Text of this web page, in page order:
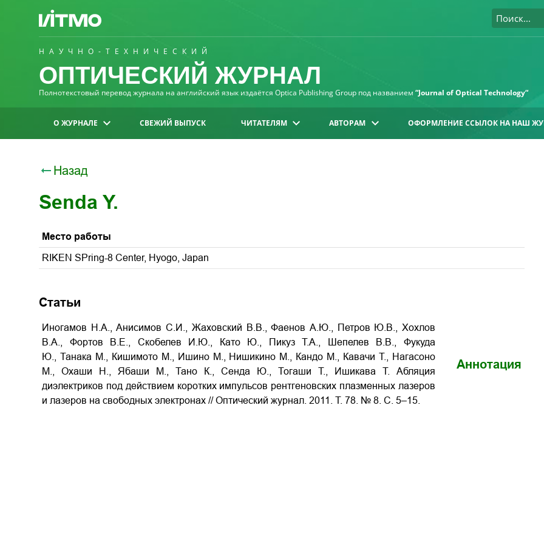
НАУЧНО-ТЕХНИЧЕСКИЙ
ОПТИЧЕСКИЙ ЖУРНАЛ
Полнотекстовый перевод журнала на английский язык издаётся Optica Publishing Group под названием “Journal of Optical Technology“
О ЖУРНАЛЕ СВЕЖИЙ ВЫПУСК ЧИТАТЕЛЯМ АВТОРАМ ОФОРМЛЕНИЕ ССЫЛОК НА НАШ
Назад
Senda Y.
Место работы
RIKEN SPring-8 Center, Hyogo, Japan
Статьи
Иногамов Н.А., Анисимов С.И., Жаховский В.В., Фаенов А.Ю., Петров Ю.В., Хохлов
В.А., Фортов В.Е., Скобелев И.Ю., Като Ю., Пикуз Т.А., Шепелев В.В., Фукуда
Ю., Танака М., Кишимото М., Ишино М., Нишикино М., Кандо М., Кавачи Т., Нагасоно
М., Охаши Н., Ябаши М., Тано К., Сенда Ю., Тогаши Т., Ишикава Т. Абляция
диэлектриков под действием коротких импульсов рентгеновских плазменных лазеров
и лазеров на свободных электронах // Оптический журнал. 2011. Т. 78. № 8. С. 5–15.
Аннотация